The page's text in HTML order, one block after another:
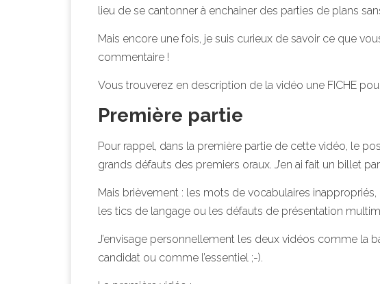
lieu de se cantonner à enchainer des parties de plans
Mais encore une fois, je suis curieux de savoir ce que
commentaire !
Vous trouverez en description de la vidéo une FICHE
Première partie
Pour rappel, dans la première partie de cette vidéo, le
grands défauts des premiers oraux. J’en ai fait un billet par
Mais brièvement : les mots de vocabulaires
les tics de langage ou les défauts de présentation
J’envisage personnellement les deux vidéos comme la
candidat ou comme l’essentiel ;-).